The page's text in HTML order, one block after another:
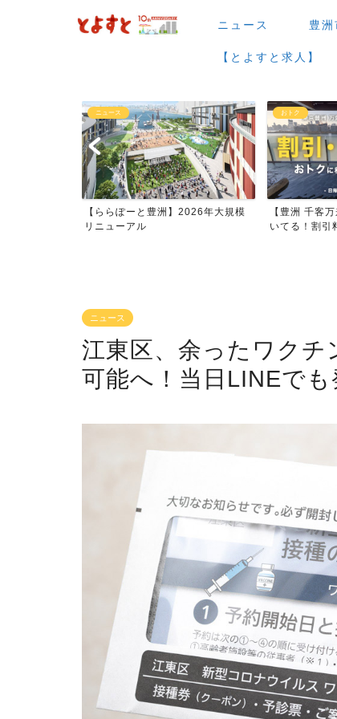
ニュース 豊洲
【とよすと求人】
ニュース
【ららぽーと豊洲】2026年大規模
リニューアル
おトク
【豊洲 千客万
いてる！割引
ニュース
江東区、余ったワク
可能へ！当日LINEでも